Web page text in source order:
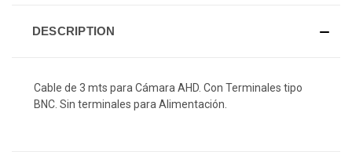
DESCRIPTION
Cable de 3 mts para Cámara AHD. Con Terminales tipo
BNC. Sin terminales para Alimentación.